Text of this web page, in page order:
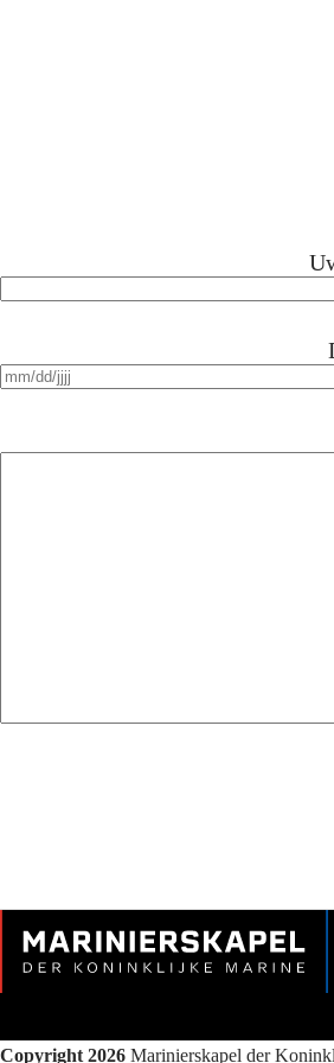
Copyright 2026 Marinierskapel der